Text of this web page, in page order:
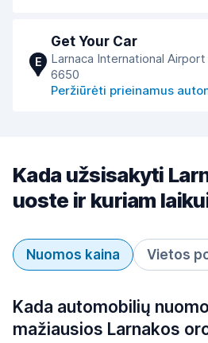
E
Get Your Car
Larnaca International Airport
6650
Peržiūrėti prieinamus
Kada užsisakyti
uoste ir kuriam
Nuomos kaina Vietos
Kada automobilių
mažiausios Larnakos